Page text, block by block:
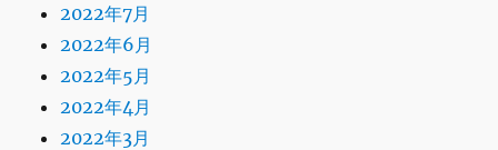
2022年7月
2022年6月
2022年5月
2022年4月
2022年3月